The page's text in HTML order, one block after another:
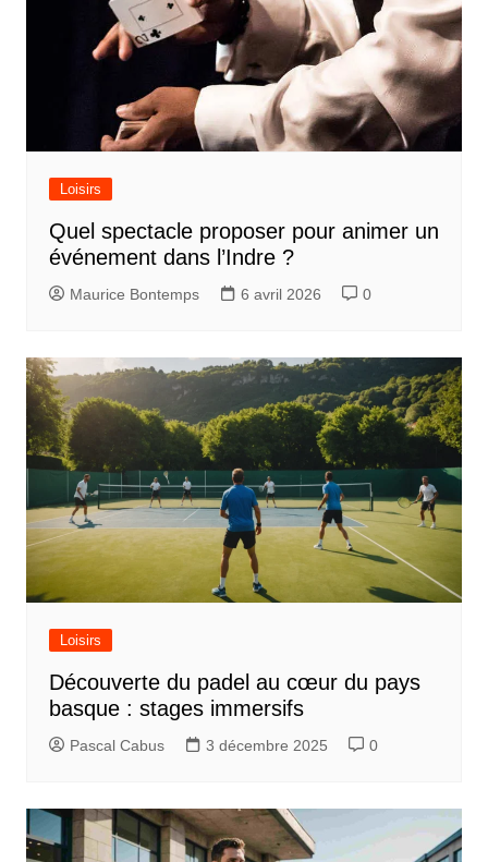
Loisirs
Quel spectacle proposer pour animer un
événement dans l’Indre ?
Maurice Bontemps 6 avril 2026 0
Loisirs
Découverte du padel au cœur du pays
basque : stages immersifs
Pascal Cabus 3 décembre 2025 0